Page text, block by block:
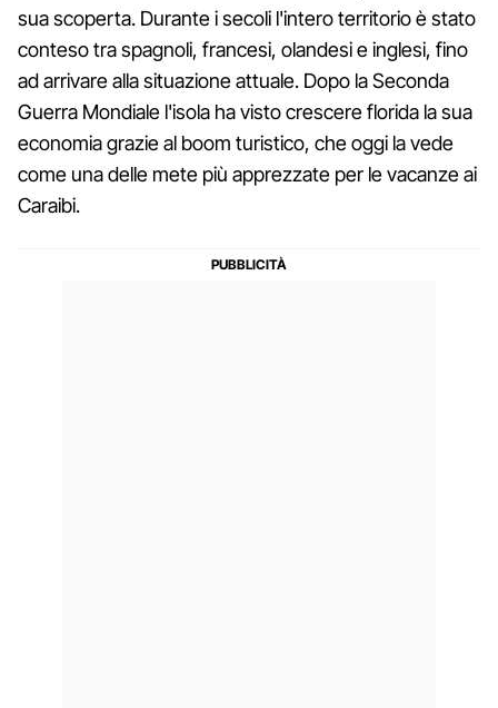
sua scoperta. Durante i secoli l'intero territorio è stato
conteso tra spagnoli, francesi, olandesi e inglesi, fino
ad arrivare alla situazione attuale. Dopo la Seconda
Guerra Mondiale l'isola ha visto crescere florida la sua
economia grazie al boom turistico, che oggi la vede
come una delle mete più apprezzate per le vacanze ai
Caraibi.